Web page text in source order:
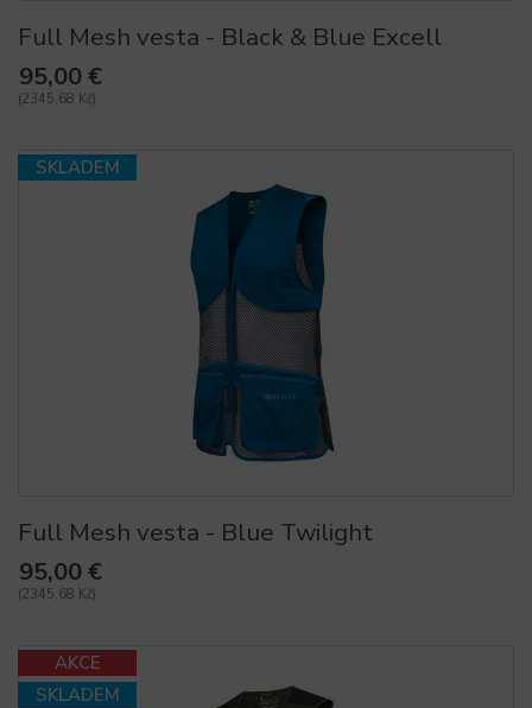
Full Mesh vesta - Black & Blue Excell
95,00 €
(2345,68 Kč)
SKLADEM
Full Mesh vesta - Blue Twilight
95,00 €
(2345,68 Kč)
AKCE
SKLADEM